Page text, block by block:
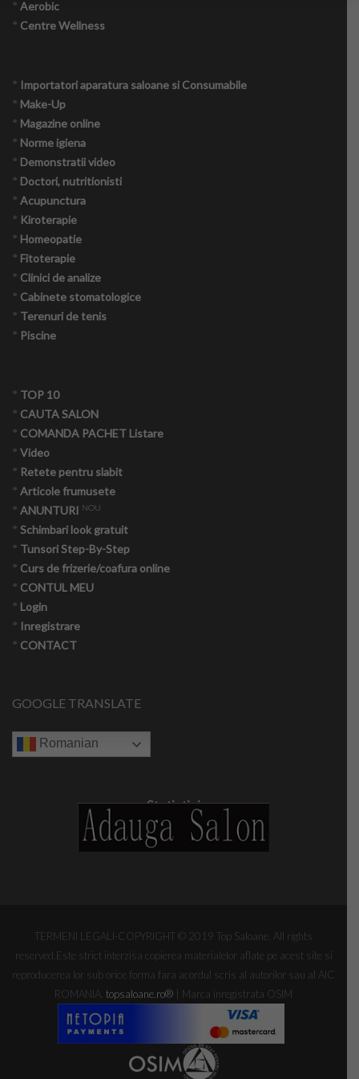
Copii
Cuplu
Moda
Sanatate
Evenimente
Onco – nutritie
Tabere detox
Psihologie crestin ortodoxa
Medicina alternativa
Consiliere maritală
* Aerobic
* Centre Wellness
* Importatori aparatura saloane si Consumabile
* Make-Up
* Magazine online
* Norme igiena
* Demonstratii video
* Doctori, nutritionisti
* Acupunctura
* Kiroterapie
* Homeopatie
* Fitoterapie
* Clinici de analize
* Cabinete stomatologice
* Terenuri de tenis
* Piscine
* TOP 10
* CAUTA SALON
* COMANDA PACHET Listare
* Video
* Retete pentru slabit
* Articole frumusete
* ANUNTURI NOU
* Schimbari look gratuit
* Tunsori Step-By-Step
* Curs de frizerie/coafura online
* CONTUL MEU
* Login
* Inregistrare
* CONTACT
GOOGLE TRANSLATE
Romanian
Statistici
TERMENI LEGALI-COPYRIGHT © 2019 Top Saloane. All rights
reserved.Este strict interzisa copierea materialelor aflate pe acest site si
reproducerea lor sub orice forma fara acordul scris al autorilor sau al AIC
ROMANIA. topsaloane.ro® | Marca inregistrata OSIM